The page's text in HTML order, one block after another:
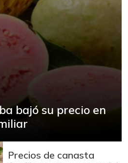
bajó su precio en
Precios de canasta